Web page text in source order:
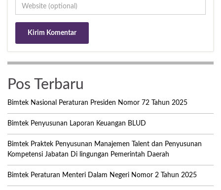
Pos Terbaru
Bimtek Nasional Peraturan Presiden Nomor 72 Tahun 2025
Bimtek Penyusunan Laporan Keuangan BLUD
Bimtek Praktek Penyusunan Manajemen Talent dan Penyusunan
Kompetensi Jabatan Di lingungan Pemerintah Daerah
Bimtek Peraturan Menteri Dalam Negeri Nomor 2 Tahun 2025